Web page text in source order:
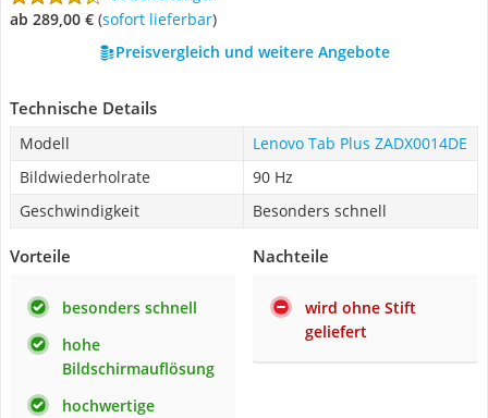
ab 289,00 € ( Sofort lieferbar)
Preisvergleich und weitere Angebote
Technische Details
Modell
Lenovo Tab Plus ZADX0014DE
Bildwiederholrate
90 Hz
Geschwindigkeit
Besonders schnell
Vorteile
besonders schnell
hohe
Bildschirmauflösung
hochwertige
Nachteile
wird ohne Stift
geliefert